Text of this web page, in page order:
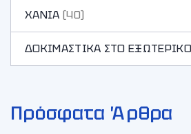
ΧΑΝΙA (40)
ΔΟΚΙΜΑΣΤΙΚΑ ΣΤΟ ΕΞΩΤΕΡΙΚΟ
Πρόσφατα Άρθρα